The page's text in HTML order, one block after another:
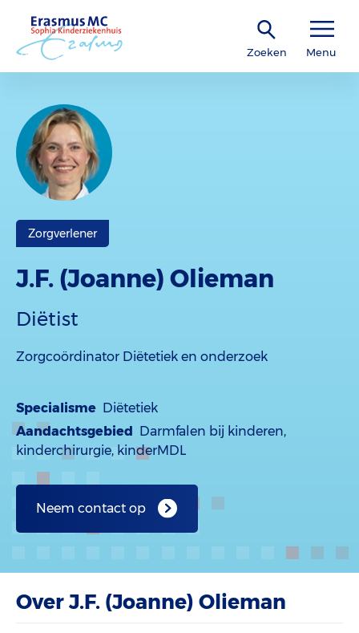
Zoeken Menu
Zorgverlener
J.F. (Joanne) Olieman
Diëtist
Zorgcoördinator Diëtetiek en onderzoek
Specialisme Diëtetiek
Aandachtsgebied Darmfalen bij kinderen,
kinderchirurgie, kinderMDL
Neem contact op
Over J.F. (Joanne) Olieman